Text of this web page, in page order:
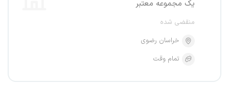
یک مجموعه معتبر
منقضی شده
خراسان رضوی
تمام وقت